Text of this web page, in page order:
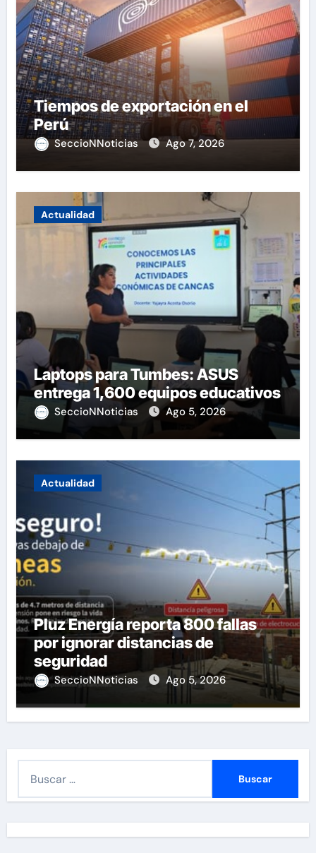
Tiempos de exportación en el
Perú
SeccioNNoticias Ago 7, 2026
Actualidad
Laptops para Tumbes: ASUS
entrega 1,600 equipos educativos
SeccioNNoticias Ago 5, 2026
Actualidad
Pluz Energía reporta 800 fallas
por ignorar distancias de
seguridad
SeccioNNoticias Ago 5, 2026